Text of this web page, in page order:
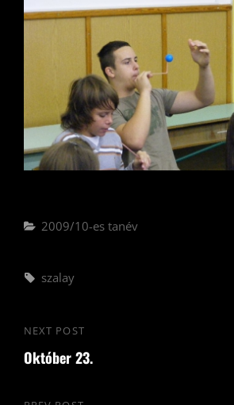
Categories
2009/10-es tanév
Tags,
szalay
Bejegyzés
navigáció
Next
Post
NEXT POST
Október 23.